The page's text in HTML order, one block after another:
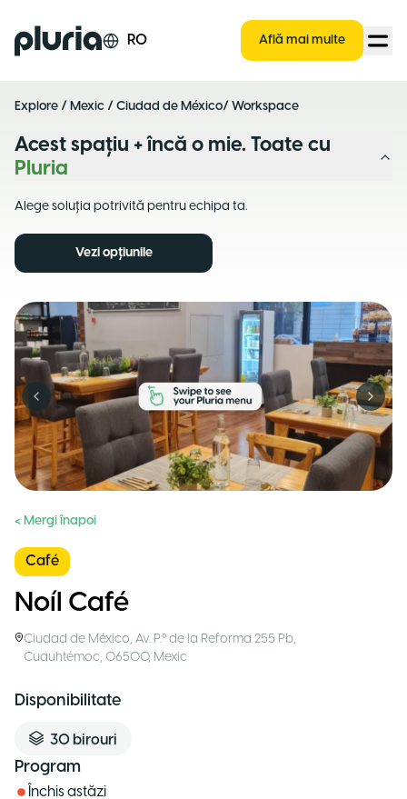
Logo Pluria RO Află mai multe
Explore / Mexic / Ciudad de México/ Workspace
Acest spațiu + încă o mie. Toate cu
Pluria
Alege soluția potrivită pentru echipa ta.
Vezi opțiunile
Previous slide Next
< Mergi înapoi
Café
Noíl Café
Ciudad de México,Av. P.º de la Reforma 255 Pb,
Cuauhtémoc, 06500, Mexic
Disponibilitate
30 birouri
Program
Închis astăzi